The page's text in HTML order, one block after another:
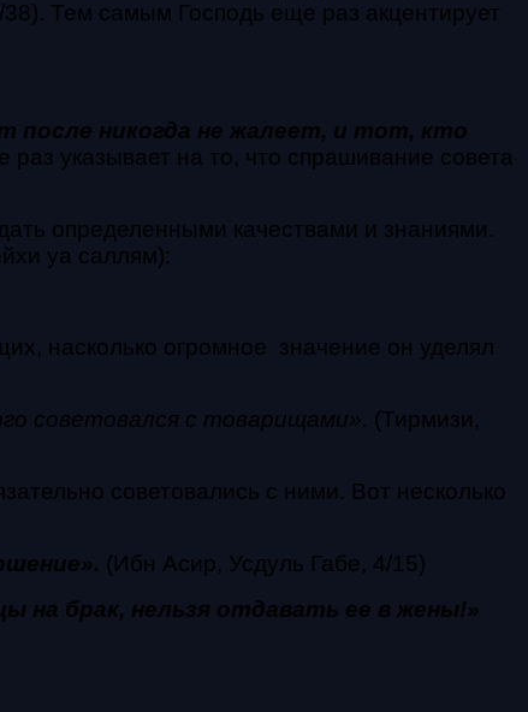
Тем самым Господь еще раз акцентирует
никогда не жалеет, и тот, кто
раз указывает на то, что спрашивание совета
определенными качествами и знаниями.
уа саллям):
насколько огромное значение он уделял
советовался с товарищами». (Тирмизи,
советовались с ними. Вот несколько
(Ибн Асир, Усдуль Габе, 4/15)
на брак, нельзя отдавать ее в жены!»